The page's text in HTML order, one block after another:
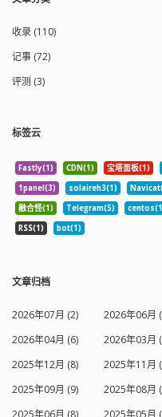
收录 (110)
记事 (72)
评测 (3)
标签云
Fastly(1) CDN(1) 宝塔面板(1)
1panel(3)
solaireh3(1)
融合怪(1)
Telegram(5)
RSS(1)
bot(1)
文章归档
2026年07月 (2) 2026年06月
2026年04月 (6)
2026年03月
2025年12月 (8)
2025年11月
2025年09月 (9)
2025年08月